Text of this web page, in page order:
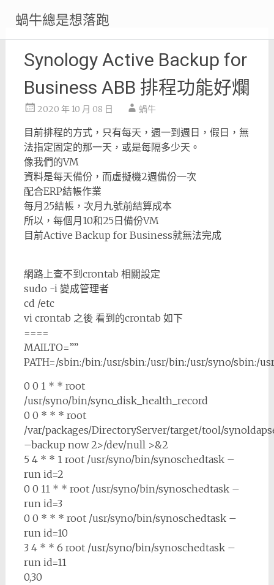
content
蝸牛總是想落跑
Synology Active Backup for
Business ABB 排程功能好爛
2020 年 10 月 08 日 蝸牛
目前排程的方式，只有每天，週一到週日，假日，無
法指定固定的那一天，或是每隔多少天。
像我們的VM
資料是每天備份，而虛擬機2週備份一次
配合ERP結帳作業
每月25結帳，次月九號前結算成本
所以，每個月10和25日備份VM
目前Active Backup for Business就無法完成
網路上查不到crontab 相關設定
sudo -i 變成管理者
cd /etc
vi crontab 之後 看到的crontab 如下
====
MAILTO=””
PATH=/sbin:/bin:/usr/sbin:/usr/bin:/usr/syno/sbin:/
0 0 1 * * root
/usr/syno/bin/syno_disk_health_record
0 0 * * * root
/var/packages/DirectoryServer/target/tool/
–backup now 2>/dev/null >&2
5 4 * * 1 root /usr/syno/bin/synoschedtask –
run id=2
0 0 11 * * root /usr/syno/bin/synoschedtask –
run id=3
0 0 * * * root /usr/syno/bin/synoschedtask –
run id=10
3 4 * * 6 root /usr/syno/bin/synoschedtask –
run id=11
0,30